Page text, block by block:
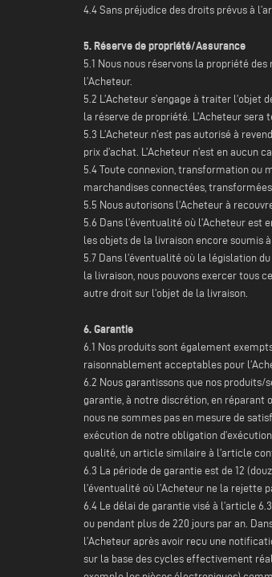
4.4 Sans préjudice des droits prévus à
5. Réserve de propriété/Assurance
5.1 Nous nous réservons la propriété
l’Acheteur.
5.2 L’Acheteur s’engage à traiter
la réserve de propriété. L’Acheteur
5.3 L’Acheteur n’est pas autorisé à
prix d’achat. L’Acheteur n’est en
5.4 Toute connexion, transformation ou
marchandises connectées,
5.5 Nous autorisons l’Acheteur à
5.6 Dans l’éventualité où l’Acheteur
les objets de la livraison encore soumis
5.7 Dans l’éventualité où la législation
la livraison, nous pouvons exercer tous
autre droit sur l’objet de la livraison.
6. Garantie
6.1 Nos produits sont également
raisonnablement acceptables pour
6.2 Nous garantissons que nos
garantie, à notre discrétion, en réparant
nous ne sommes pas en mesure de
exécution de notre obligation
qualité, un article similaire à l’article
6.3 La période de garantie est de 12
l’éventualité où l’Acheteur ne la rejette
6.4 Le délai de garantie visé à l’article
ou pendant plus de 220 jours par an.
l’Acheteur après avoir reçu une
sur la base des cycles effectivement